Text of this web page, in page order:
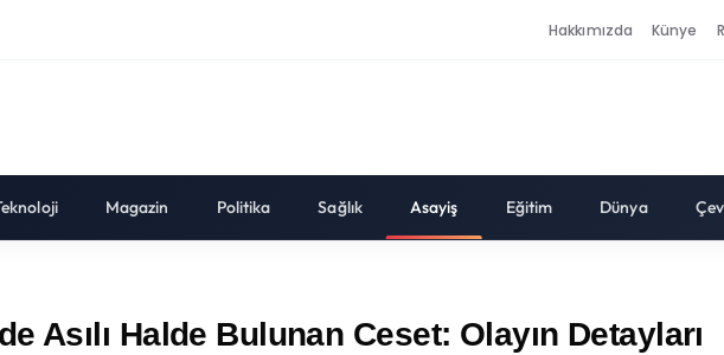
Hakkımızda Künye
Magazin Politika Sağlık Asayiş Eğitim Dünya
Asılı Halde Bulunan Ceset: Olayın Detayları